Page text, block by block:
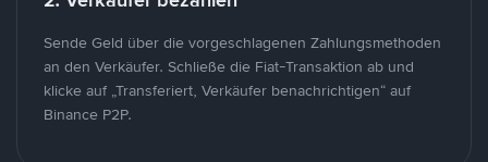
Sende Geld über die vorgeschlagenen Zahlungsmethoden
an den Verkäufer. Schließe die Fiat-Transaktion ab und
klicke auf „Transferiert, Verkäufer benachrichtigen“ auf
Binance P2P.